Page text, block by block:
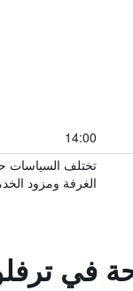
14:00
تختلف
الغرفة ومزود
في